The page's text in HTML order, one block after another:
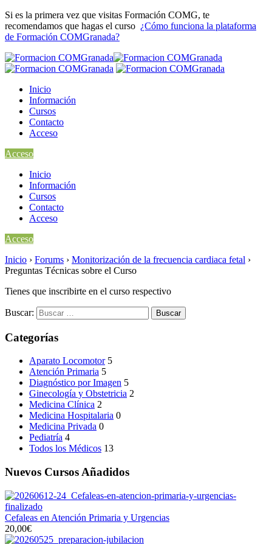
Si es la primera vez que visitas Formación COMG, te
recomendamos que hagas el curso ¿Cómo funciona la plataforma
de Formación COMGranada?
Inicio
Información
Cursos
Contacto
Acceso
Acceso
Inicio
Información
Cursos
Contacto
Acceso
Acceso
Inicio › Forums › Monitorización de la frecuencia cardiaca fetal ›
Preguntas Técnicas sobre el Curso
Tienes que inscribirte en el curso respectivo
Buscar:
Categorías
Aparato Locomotor 5
Atención Primaria 5
Diagnóstico por Imagen 5
Ginecología y Obstetricia 2
Medicina Clínica 2
Medicina Hospitalaria 0
Medicina Privada 0
Pediatría 4
Todos los Médicos 13
Nuevos Cursos Añadidos
Cefaleas en Atención Primaria y Urgencias
20,00€